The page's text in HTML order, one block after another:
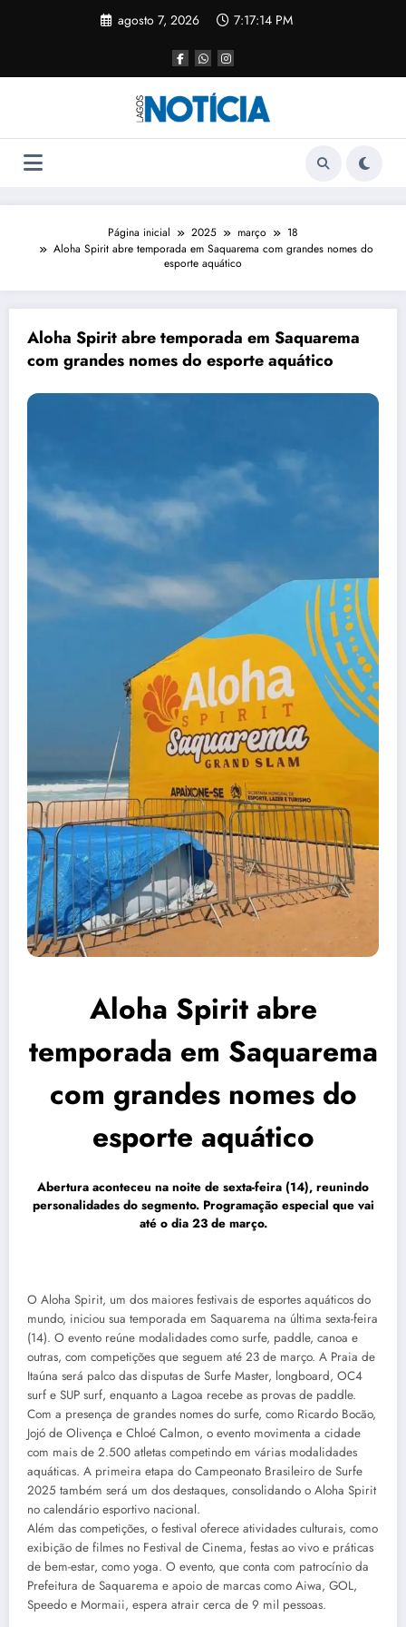
agosto 7, 2026 7:17:14 PM
Página inicial 2025 março
18
Aloha Spirit abre temporada em Saquarema com grandes nomes do
esporte aquático
Aloha Spirit abre temporada em Saquarema
com grandes nomes do esporte aquático
Aloha Spirit abre
temporada em Saquarema
com grandes nomes do
esporte aquático
Abertura aconteceu na noite de sexta-feira (14), reunindo
personalidades do segmento. Programação especial que vai
até o dia 23 de março.
O Aloha Spirit, um dos maiores festivais de esportes aquáticos do
mundo, iniciou sua temporada em Saquarema na última sexta-feira
(14). O evento reúne modalidades como surfe, paddle, canoa e
outras, com competições que seguem até 23 de março. A Praia de
Itaúna será palco das disputas de Surfe Master, longboard, OC4
surf e SUP surf, enquanto a Lagoa recebe as provas de paddle.
Com a presença de grandes nomes do surfe, como Ricardo Bocão,
Jojó de Olivença e Chloé Calmon, o evento movimenta a cidade
com mais de 2.500 atletas competindo em várias modalidades
aquáticas. A primeira etapa do Campeonato Brasileiro de Surfe
2025 também será um dos destaques, consolidando o Aloha Spirit
no calendário esportivo nacional.
Além das competições, o festival oferece atividades culturais, como
exibição de filmes no Festival de Cinema, festas ao vivo e práticas
de bem-estar, como yoga. O evento, que conta com patrocínio da
Prefeitura de Saquarema e apoio de marcas como Aiwa, GOL,
Speedo e Mormaii, espera atrair cerca de 9 mil pessoas.